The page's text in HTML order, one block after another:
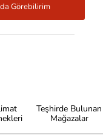
Görebilirim
Teşhirde Bulunan
Mağazalar